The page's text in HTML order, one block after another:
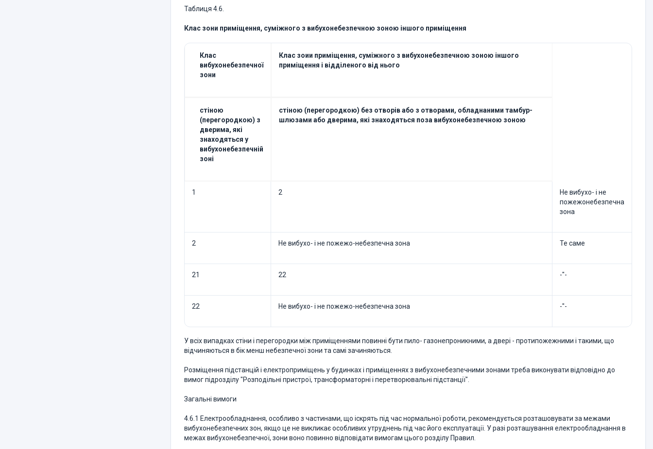
Таблиця 4.6.
Клас зони приміщення, суміжного з вибухонебезпечною зоною іншого приміщення
Клас
вибухонебезпечної
зони
Клас зоии приміщення, суміжного з вибухонебезпечною зоною іншого
приміщення і відділеного від нього
стіною
(перегородкою) з
дверима, які
знаходяться у
вибухонебезпечній
зоні
стіною (перегородкою) без отворів або з отворами, обладнаними тамбур-
шлюзами або дверима, які знаходяться поза вибухонебезпечною зоною
1 2
Не вибухо- і не
пожежонебезпечна
зона
2 Не вибухо- і не пожежо-небезпечна зона Те саме
21 22 -"-
22 Не вибухо- і не пожежо-небезпечна зона -"-
У всіх випадках стіни і перегородки між приміщеннями повинні бути пило- газонепроникними, а двері - протипожежними і такими, що
відчиняються в бік менш небезпечної зони та самі зачиняються.
Розміщення підстанцій і електроприміщень у будинках і приміщеннях з вибухонебезпечними зонами треба виконувати відповідно до
вимог підрозділу "Розподільні пристрої, трансформаторні і перетворювальні підстанції".
Загальні вимоги
4.6.1 Електрообладнання, особливо з частинами, що іскрять під час нормальної роботи, рекомендується розташовувати за межами
вибухонебезпечних зон, якщо це не викликає особливих утруднень під час його експлуатації. У разі розташування електрообладнання в
межах вибухонебезпечної, зони воно повинно відповідати вимогам цього розділу Правил.